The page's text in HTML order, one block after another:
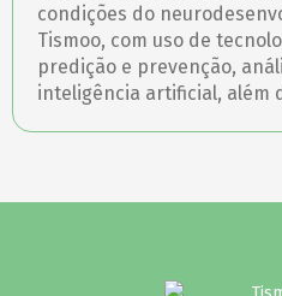
condições do
Tismoo, com uso de
predição e prevenção,
inteligência artificial, além